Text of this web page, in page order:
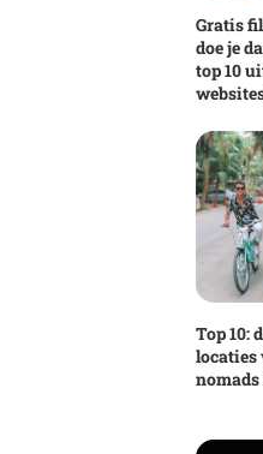
Gratis
doe je
top 10
Top 10:
nomads